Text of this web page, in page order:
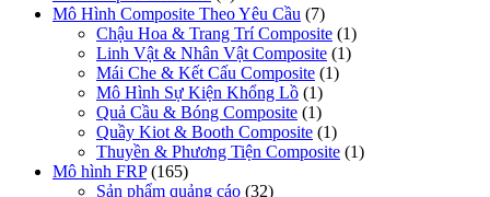
Mô Hình Composite Theo Yêu Cầu (7)
Chậu Hoa & Trang Trí Composite (1)
Linh Vật & Nhân Vật Composite (1)
Mái Che & Kết Cấu Composite (1)
Mô Hình Sự Kiện Khổng Lồ (1)
Quả Cầu & Bóng Composite (1)
Quầy Kiot & Booth Composite (1)
Thuyền & Phương Tiện Composite (1)
Mô hình FRP (165)
Sản phẩm quảng cáo (32)